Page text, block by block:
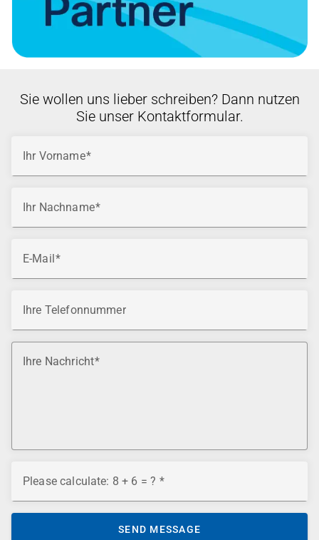
Sie wollen uns lieber schreiben? Dann nutzen
Sie unser Kontaktformular.
Ihr Vorname
Ihr Nachname
E-Mail
Ihre Telefonnummer
Ihre Nachricht
Please calculate: 8 + 6 = ?
SEND MESSAGE